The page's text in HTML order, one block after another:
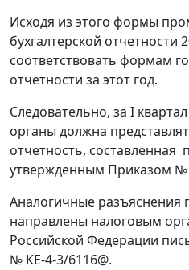
Исходя из этого формы
бухгалтерской отчетности
соответствовать формам
отчетности за этот год.
Следовательно, за I
органы должна
отчетность,
утвержденным Приказом
Аналогичные разъяснения
направлены налоговым
Российской Федерации
№ КЕ-4-3/6116@.